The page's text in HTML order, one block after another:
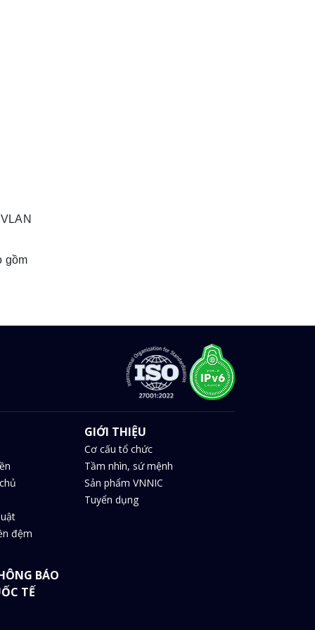
gồm
đệm
BÁO
TẾ
GIỚI THIỆU
Cơ cấu tổ chức
Tầm nhìn, sứ mệnh
Sản phẩm VNNIC
Tuyển dụng